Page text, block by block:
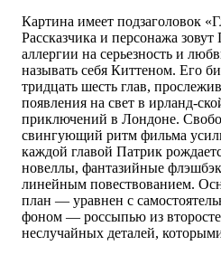
Картина имеет подзаголовок
Рассказчика и персонажа
аллергии на серьезность и
называть себя Киттеном. Его
тридцать шесть глав,
появления на свет в ирланд-
приключений в Лондоне.
свингующий ритм фильма
каждой главой Патрик
новеллы, фантазийные
линейным повествованием.
план — уравнен с
фоном — россыпью из
неслучайных деталей,